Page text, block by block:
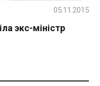
экс-міністр
05.11.2015